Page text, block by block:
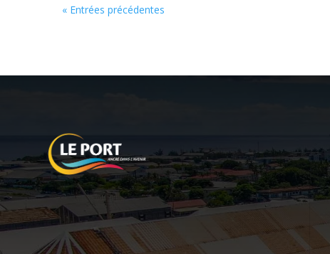
« Entrées précédentes